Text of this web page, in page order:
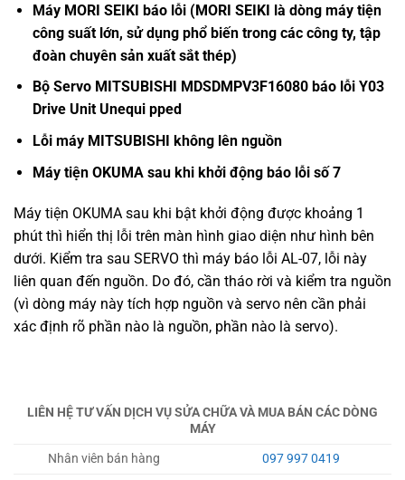
Máy MORI SEIKI báo lỗi (MORI SEIKI là dòng máy tiện
công suất lớn, sử dụng phổ biến trong các công ty, tập
đoàn chuyên sản xuất sắt thép)
Bộ Servo MITSUBISHI MDSDMPV3F16080 báo lỗi Y03
Drive Unit Unequi pped
Lỗi máy MITSUBISHI không lên nguồn
Máy tiện OKUMA sau khi khởi động báo lỗi số 7
Máy tiện OKUMA sau khi bật khởi động được khoảng 1
phút thì hiển thị lỗi trên màn hình giao diện như hình bên
dưới. Kiểm tra sau SERVO thì máy báo lỗi AL-07, lỗi này
liên quan đến nguồn. Do đó, cần tháo rời và kiểm tra nguồn
(vì dòng máy này tích hợp nguồn và servo nên cần phải
xác định rõ phần nào là nguồn, phần nào là servo).
LIÊN HỆ TƯ VẤN DỊCH VỤ SỬA CHỮA VÀ MUA BÁN CÁC DÒNG
MÁY
Nhân viên bán hàng
097 997 0419